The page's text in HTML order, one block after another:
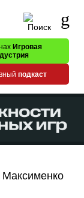
Игровая
подкаст